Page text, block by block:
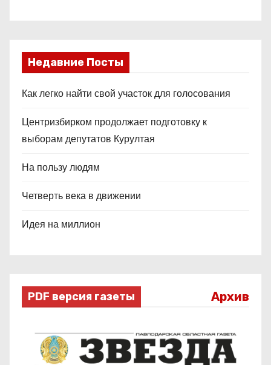
Недавние Посты
Как легко найти свой участок для голосования
Центризбирком продолжает подготовку к
выборам депутатов Курултая
На пользу людям
Четверть века в движении
Идея на миллион
PDF версия газеты Архив